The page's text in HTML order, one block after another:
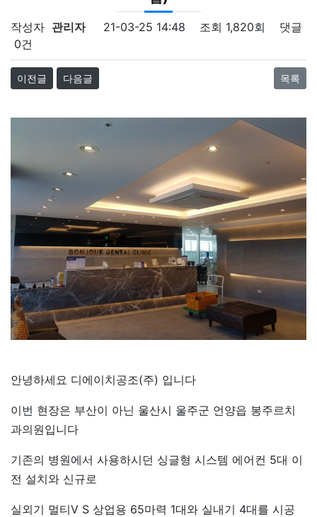
작성자 관리자 21-03-25 14:48 조회 1,820회
댓글
0건
이전글 다음글 목록
안녕하세요 디에이치공조(주) 입니다
이번 현장은 부산이 아닌 울산시 울주군 언양읍 봉주르치
과의원입니다
기존의 병원에서 사용하시던 싱글형 시스템 에어컨 5대 이
전 설치와 신규로
실외기 멀티V S 상업용 65마력 1대와 실내기 4대를 시공